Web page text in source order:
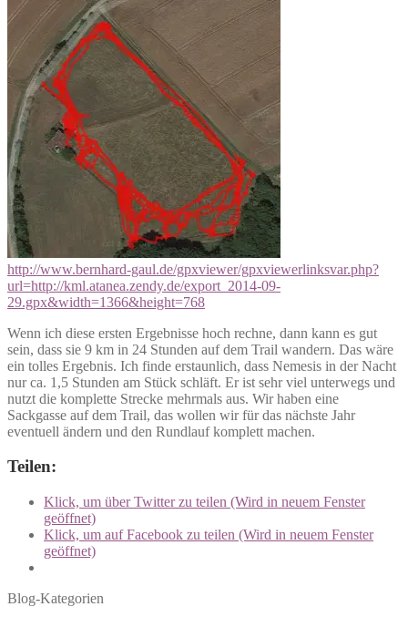
http://www.bernhard-gaul.de/gpxviewer/gpxviewerlinksvar.php?
url=http://kml.atanea.zendy.de/export_2014-09-
29.gpx&width=1366&height=768
Wenn ich diese ersten Ergebnisse hoch rechne, dann kann es gut
sein, dass sie 9 km in 24 Stunden auf dem Trail wandern. Das wäre
ein tolles Ergebnis. Ich finde erstaunlich, dass Nemesis in der Nacht
nur ca. 1,5 Stunden am Stück schläft. Er ist sehr viel unterwegs und
nutzt die komplette Strecke mehrmals aus. Wir haben eine
Sackgasse auf dem Trail, das wollen wir für das nächste Jahr
eventuell ändern und den Rundlauf komplett machen.
Teilen:
Klick, um über Twitter zu teilen (Wird in neuem Fenster
geöffnet)
Klick, um auf Facebook zu teilen (Wird in neuem Fenster
geöffnet)
Blog-Kategorien